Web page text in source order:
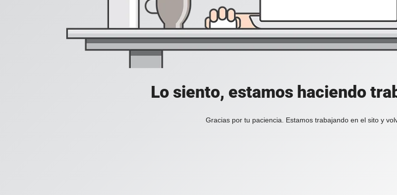
Lo siento, estamos haciendo
Gracias por tu paciencia. Estamos trabajando en el sito y